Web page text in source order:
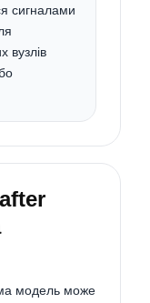
сигналами
вузлів
модель може